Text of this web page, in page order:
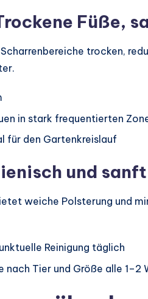
Füße,
trocken,
in stark frequentierten
für den Gartenkreislauf
und sanft
weiche Polsterung und
Reinigung täglich
nach Tier und Größe alle 1–2